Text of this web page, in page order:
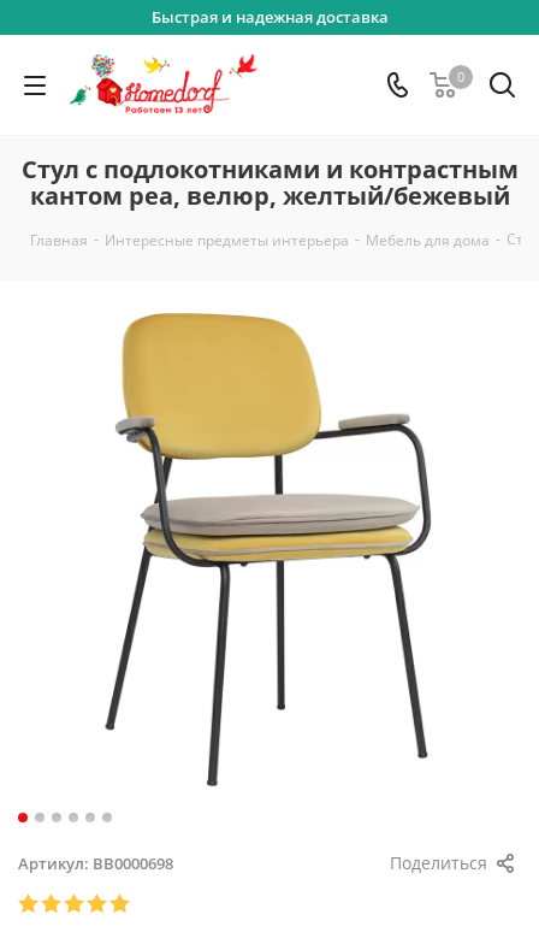
Быстрая и надежная доставка
0
Стул с подлокотниками и контрастным
кантом pea, велюр, желтый/бежевый
Главная - Интересные предметы интерьера - Мебель для дома -
Артикул: BB0000698 Поделиться